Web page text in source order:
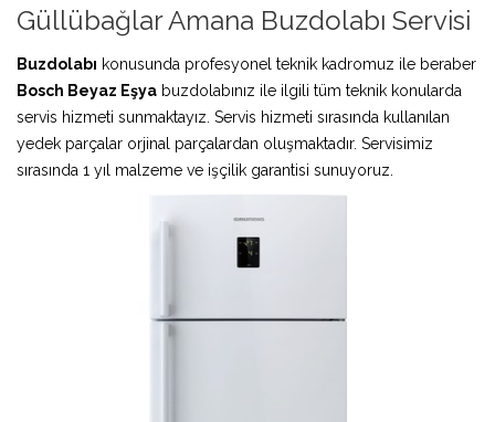
Güllübağlar Amana Buzdolabı Servisi
Buzdolabı konusunda profesyonel teknik kadromuz ile beraber
Bosch Beyaz Eşya buzdolabınız ile ilgili tüm teknik konularda
servis hizmeti sunmaktayız. Servis hizmeti sırasında kullanılan
yedek parçalar orjinal parçalardan oluşmaktadır. Servisimiz
sırasında 1 yıl malzeme ve işçilik garantisi sunuyoruz.